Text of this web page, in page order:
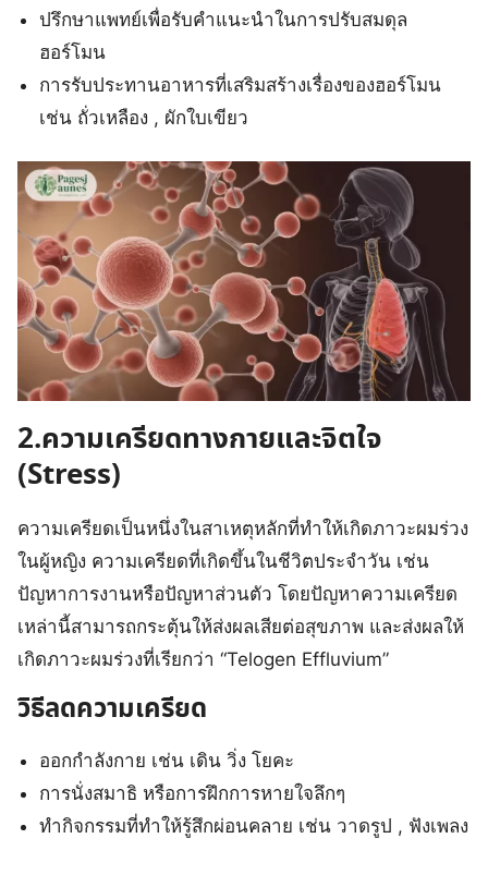
ปรึกษาแพทย์เพื่อรับคำแนะนำในการปรับสมดุล
ฮอร์โมน
การรับประทานอาหารที่เสริมสร้างเรื่องของฮอร์โมน
เช่น ถั่วเหลือง , ผักใบเขียว
2.ความเครียดทางกายและจิตใจ
(Stress)
ความเครียดเป็นหนึ่งในสาเหตุหลักที่ทำให้เกิดภาวะผมร่วง
ในผู้หญิง ความเครียดที่เกิดขึ้นในชีวิตประจำวัน เช่น
ปัญหาการงานหรือปัญหาส่วนตัว โดยปัญหาความเครียด
เหล่านี้สามารถกระตุ้นให้ส่งผลเสียต่อสุขภาพ และส่งผลให้
เกิดภาวะผมร่วงที่เรียกว่า “Telogen Effluvium”
วิธีลดความเครียด
ออกกำลังกาย เช่น เดิน วิ่ง โยคะ
การนั่งสมาธิ หรือการฝึกการหายใจลึกๆ
ทำกิจกรรมที่ทำให้รู้สึกผ่อนคลาย เช่น วาดรูป , ฟังเพลง